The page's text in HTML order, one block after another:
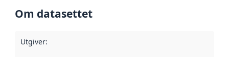
Om datasettet
Utgiver: